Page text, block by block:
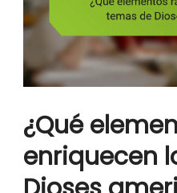
¿Qué
enriquecen